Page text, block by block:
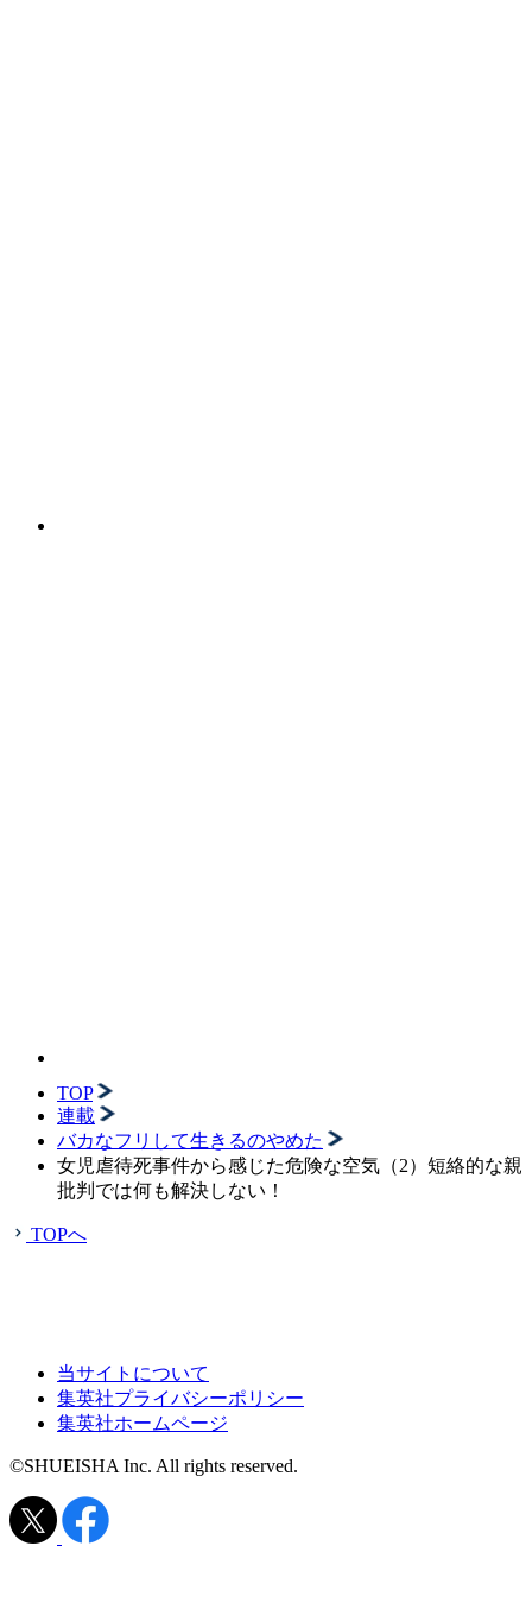
TOP
連載
バカなフリして生きるのやめた
女児虐待死事件から感じた危険な空気（2）短絡的な親
批判では何も解決しない！
TOPへ
当サイトについて
集英社プライバシーポリシー
集英社ホームページ
©SHUEISHA Inc. All rights reserved.